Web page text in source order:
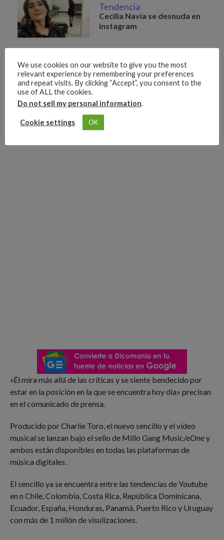
Tendencia
Cecilia Navia se desnuda en
instagram
En este vídeo se logra ver al puertorriqueño manejando
lujosos carros, escoltado y esquivando obstáculos, dando a
entender que Myers está «Relax» ante los que quieren hacer
caer su carrera.
Advertisements
«Él mira más allá de las críticas y se siente bendecido por
estar en la posición en la que se encuentra hoy día» precisan
en el comunicado de prensa.
Producido por Charlie Toro, el nuevo sencillo y el vídeo
musical se lanzan bajo el sello de Millo Gang Music/eOne y
ambos están disponibles en todas las plataformas de
música digitales.
El sencillo ya se encuentra entre las tendencias de Youtube
en n Chile, Colombia, Costa Rica, República Dominicana,
Ecuador, España, Honduras, Panamá, Puerto Rico y Uruguay
con más de 1 millón de visulizaciones.
We use cookies on our website to give you the most
relevant experience by remembering your preferences
and repeat visits. By clicking “Accept”, you consent to the
use of ALL the cookies.
Do not sell my personal information.
Cookie settings OK